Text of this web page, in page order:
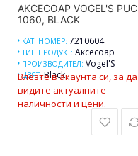
АКСЕСОАР VOGEL'S PUC
1060, BLACK
КАТ. НОМЕР: 7210604
ТИП ПРОДУКТ: Аксесоар
ПРОИЗВОДИТЕЛ: Vogel'S
ЦВЯТ:Black
Влезте в акаунта си, за да
видите актуалните
наличности и цени.